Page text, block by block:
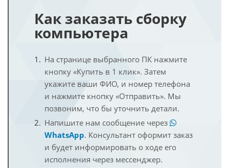
Как заказать сборку
компьютера
На странице выбранного ПК нажмите
кнопку «Купить в 1 клик». Затем
укажите ваши ФИО, и номер телефона
и нажмите кнопку «Отправить». Мы
позвоним, что бы уточнить детали.
Напишите нам сообщение через
WhatsApp. Консультант оформит заказ
и будет информировать о ходе его
исполнения через мессенджер.